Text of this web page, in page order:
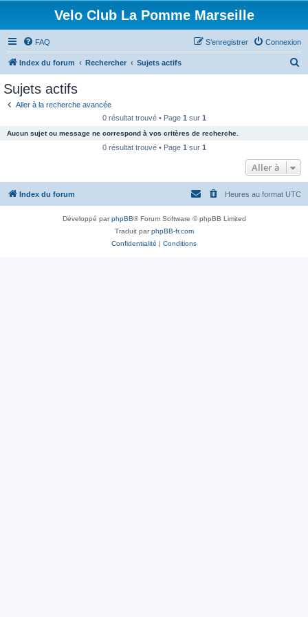
Velo Club La Pomme Marseille
FAQ Connexion
S’enregistrer
Index du forum Rechercher Sujets actifs
c
e
Sujets actifs
Aller à la recherche avancée
0 résultat trouvé • Page 1 sur 1
Aucun sujet ou message ne correspond à vos critères de recherche.
0 résultat trouvé • Page 1 sur 1
Aller à
Index du forum Heures au format UTC
Développé parphpBB® Forum Software © phpBB Limited
Traduit parphpBB-fr.com
Confidentialité | Conditions